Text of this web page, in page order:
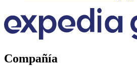
Compañía